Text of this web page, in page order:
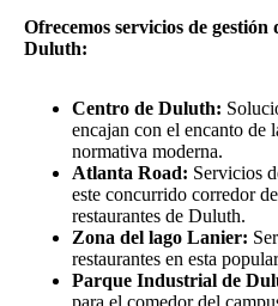
Ofrecemos servicios de gestión
Duluth:
Centro de Duluth:
encajan con el encanto de
normativa moderna.
Atlanta Road: Servicios
este concurrido corredor
restaurantes de Duluth.
Zona del lago Lanier:
restaurantes en esta
Parque Industrial de